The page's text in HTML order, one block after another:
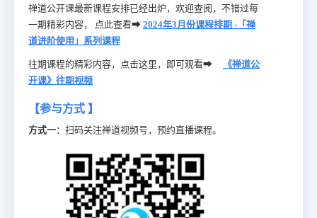
禅道公开课最新课程安排已经出炉，欢迎查阅，不错过每
一期精彩内容， 点此查看➡ 2024年3月份课程排期 -「禅
道进阶使用」系列课程
往期课程的精彩内容，点击这里，即可观看➡
《禅道公
开课》往期视频
【参与方式 】
方式一：扫码关注禅道视频号，预约直播课程。